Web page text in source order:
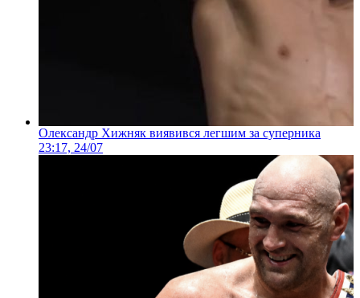
Олександр Хижняк виявився легшим за суперника
23:17, 24/07